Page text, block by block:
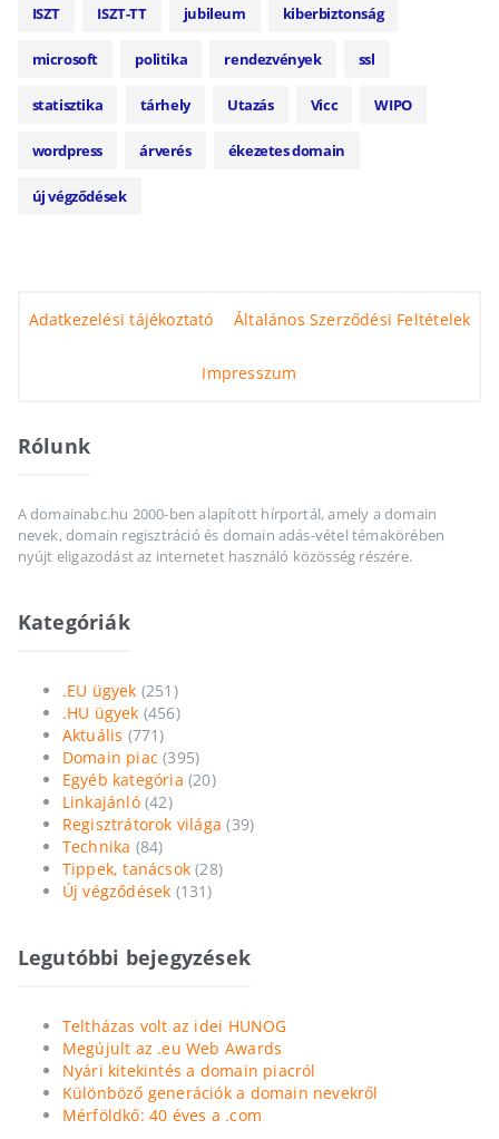
ISZT ISZT-TT jubileum kiberbiztonság
microsoft politika rendezvények ssl
statisztika tárhely Utazás Vicc WIPO
wordpress árverés ékezetes domain
új végződések
Adatkezelési tájékoztató Általános Szerződési Feltételek
Impresszum
Rólunk
A domainabc.hu 2000-ben alapított hírportál, amely a domain
nevek, domain regisztráció és domain adás-vétel témakörében
nyújt eligazodást az internetet használó közösség részére.
Kategóriák
.EU ügyek (251)
.HU ügyek (456)
Aktuális (771)
Domain piac (395)
Egyéb kategória (20)
Linkajánló(42)
Regisztrátorok világa (39)
Technika (84)
Tippek, tanácsok (28)
Új végződések (131)
Legutóbbi bejegyzések
Teltházas volt az idei HUNOG
Megújult az .eu Web Awards
Nyári kitekintés a domain piacról
Különböző generációk a domain nevekről
Mérföldkő: 40 éves a .com